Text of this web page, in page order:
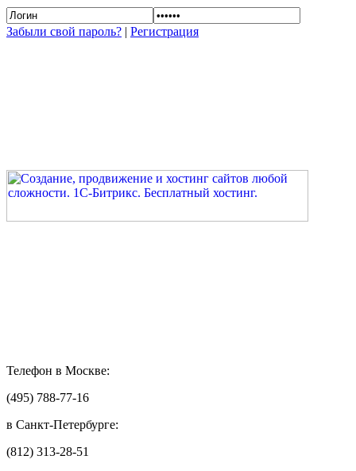
Забыли свой пароль? | Регистрация
Телефон в Москве:
(495) 788-77-16
в Санкт-Петербурге:
(812) 313-28-51